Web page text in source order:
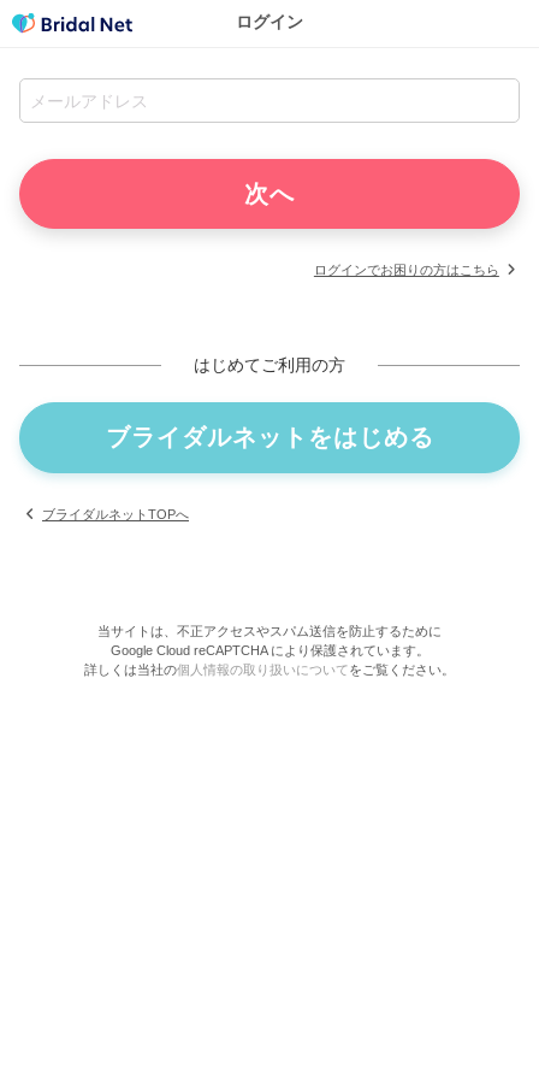
ログイン
ログインでお困りの方はこちら
はじめてご利用の方
ブライダルネットをはじめる
ブライダルネットTOPへ
当サイトは、不正アクセスやスパム送信を防止するために
Google Cloud reCAPTCHA により保護されています。
詳しくは当社の個人情報の取り扱いについてをご覧ください。